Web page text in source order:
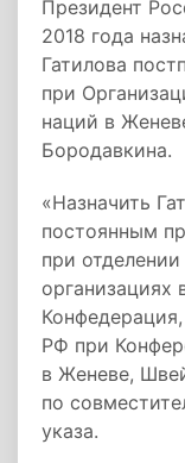
Президент
2018 года
Гатилова
при
наций в
Бородавкина.
«Назначить
постоянным
при
организациях
РФ при
в Женеве,
по
указа.